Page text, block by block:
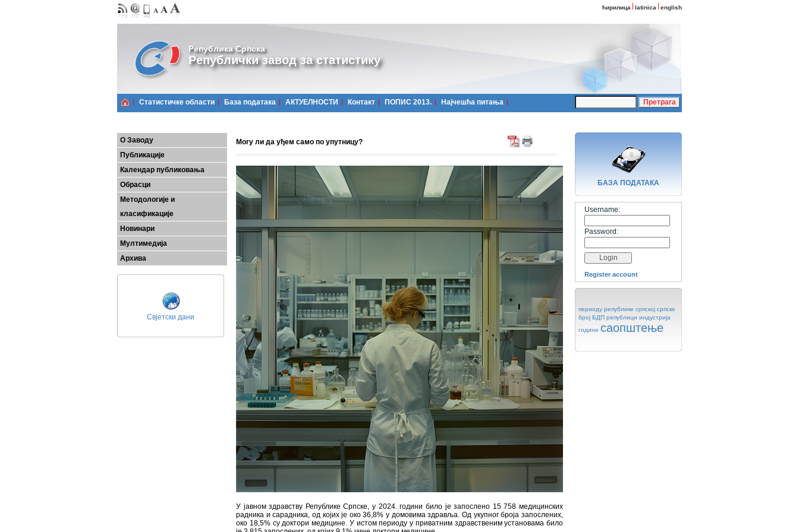
ћирилица latinica english
Република Српска
Републички завод за статистику
Статистичке области Базa података АКТУЕЛНОСТИ Контакт ПОПИС 2013. Најчешћa питања
О Заводу
Публикације
Календар публиковања
Обрасци
Методологије и
класификације
Новинари
Мултимедија
Архива
Свјетски дани
Могу ли да уђем само по упутницу?
У јавном здравству Републике Српске, у 2024. години било је запослено 15 758 медицинских
радника и сарадника, од којих је око 36,8% у домовима здравља. Од укупног броја запослених,
око 18,5% су доктори медицине. У истом периоду у приватним здравственим установама било
БАЗA ПОДАТАКА
Username:
Password:
Register account
периоду републике српској српске
број БДП републици индустрија
године саопштење